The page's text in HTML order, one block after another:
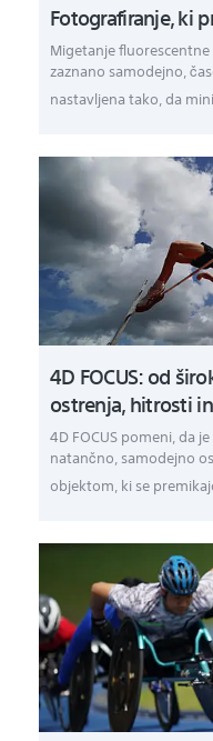
Fotografiranje, ki
Migetanje
zaznano samodejno,
nastavljena tako, da
4D FOCUS: od
ostrenja, hitrosti
4D FOCUS pomeni, da
natančno, samodejno
objektom, ki se